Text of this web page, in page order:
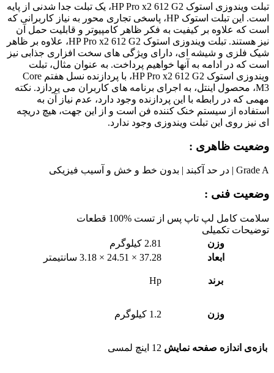
تبلت ویندوزی استوک HP Pro x2 612 G2، یک تبلت جدا شدنی از پایه
است. این تبلت استوک HP، پاسخی تجاری محور به نیاز کاربرانی که
است که علاوه بر کیفیت به فکر ظاهر کامپیوتر و قابلیت حمل آن
نیز هستند. تبلت ویندوزی استوک HP Pro x2 612 G2، علاوه بر ظاهر
شیک فلزی و شیشه ای، دارای ویژگی های سخت افزاری جذابی نیز
است که در ادامه به آنها خواهیم پرداخت. به عنوان مثال، تبلت
ویندوزی استوک HP Pro x2 612 G2، با پردازنده نسل هفتم Core
M3، محصول اینتل، به اجرای برنامه های کاربران می پردازد. نکته
مهمی که در رابطه با این پردازنده وجود دارد، عدم نیاز آن به
استفاده از سیستم خنک کننده فن است و از این جهت، هیچ دریچه
ای نیز روی این تبلت ویندوزی وجود ندارد.
وضعیت ظاهری :
Grade A | در حد آکبند | بدون خط و خش و آسیب فیزیکی
وضعیت فنی :
سلامت کامل لپ تاپ پس از تست %100 قطعات
توضیحات تکمیلی
وزن
2.81 کیلوگرم
ابعاد
37.28 × 24.51 × 3.18 سانتیمتر
برند Hp
وزن 1.2 کیلوگرم
بازه‌ی اندازه صفحه نمایش 12 اینچ لمسی